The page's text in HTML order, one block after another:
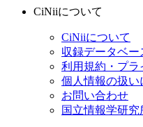
CiNiiについて
CiNiiについて
収録データベー
利用規約・プラ
個人情報の扱い
お問い合わせ
国立情報学研究